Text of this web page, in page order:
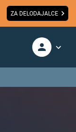
ZA DELODAJALCE